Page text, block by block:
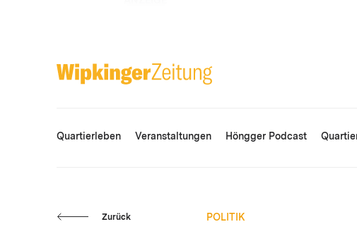
Quartierleben Veranstaltungen Höngger Podcast
Zurück POLITIK